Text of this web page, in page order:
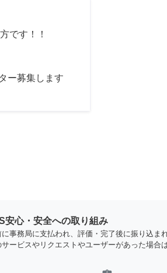
です！！
ー募集します
安心・安全への取り組み
事務局に支払われ、評価・完了後に振り込ま
ービスやリクエストやユーザーがあった場合